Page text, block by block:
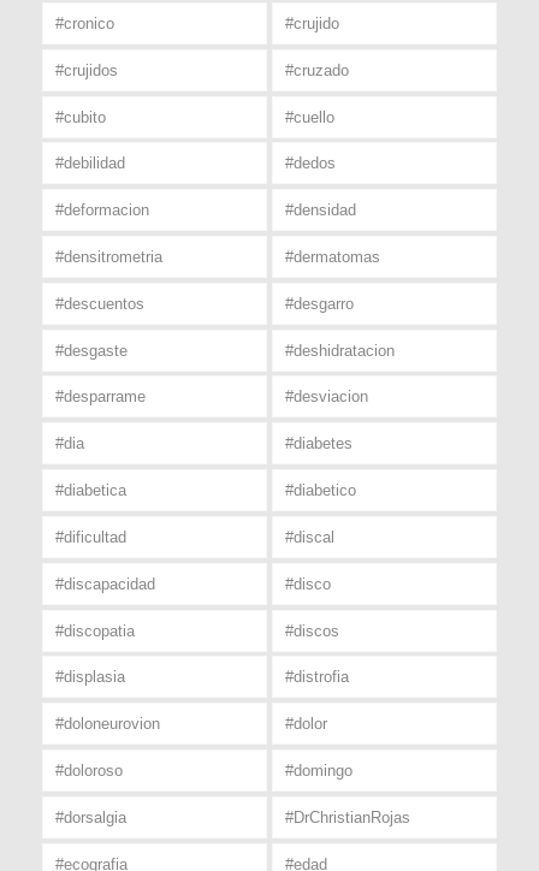
#cronico #crujido
#crujidos #cruzado
#cubito #cuello
#debilidad #dedos
#deformacion #densidad
#densitrometria #dermatomas
#descuentos #desgarro
#desgaste #deshidratacion
#desparrame #desviacion
#dia #diabetes
#diabetica #diabetico
#dificultad #discal
#discapacidad #disco
#discopatia #discos
#displasia #distrofia
#doloneurovion #dolor
#doloroso #domingo
#dorsalgia #DrChristianRojas
#ecografia #edad